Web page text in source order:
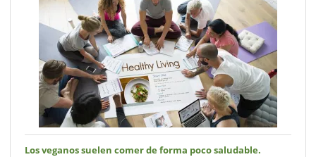
Los veganos suelen comer de forma poco saludable.